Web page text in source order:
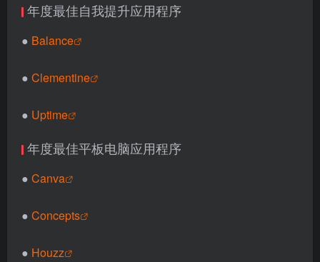
年度最佳自我提升应用程序
● Balance
● Clementine
● Uptime
年度最佳平板电脑应用程序
● Canva
● Concepts
● Houzz